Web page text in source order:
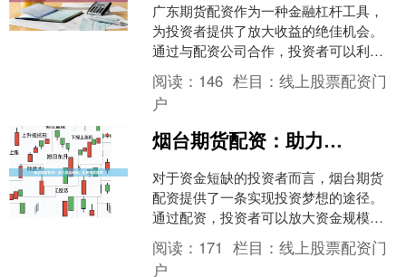
广东期货配资作为一种金融杠杆工具，
为投资者提供了放大收益的绝佳机会。
通过与配资公司合作，投资者可以利用
更高的资金杠杆，从而撬动更大的收
益。 期货配资的优势在于：....
阅读： 146 栏目：线上股票配资门
户
烟台期货配资：助力资金短缺，实现投资梦想
对于资金短缺的投资者而言，烟台期货
配资提供了一条实现投资梦想的途径。
通过配资，投资者可以放大资金规模，
从而获得更高的投资收益。 烟台期货配
资平台提供灵活的配资方....
阅读： 171 栏目：线上股票配资门
户